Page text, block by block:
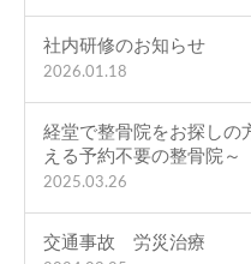
社内研修のお知らせ
2026.01.18
経堂で整骨院をお探しの
える予約不要の整骨院～
2025.03.26
交通事故 労災治療